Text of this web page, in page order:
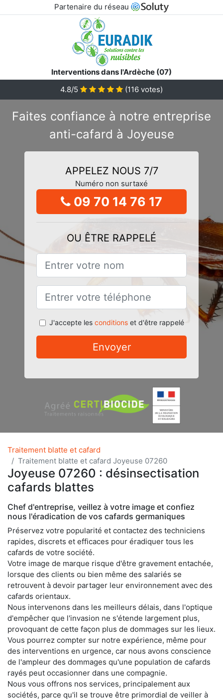
Partenaire du réseau
Interventions dans l'Ardèche (07)
4.8/5
(116 votes)
Faites confiance à notre entreprise
anti-cafard à Joyeuse
APPELEZ NOUS 7/7
Numéro non surtaxé
09 70 14 76 17
OU ÊTRE RAPPELÉ
J'accepte les conditionset d'être rappelé
Envoyer
Traitement blatte et cafard
Traitement blatte et cafard Joyeuse 07260
Joyeuse 07260 : désinsectisation
cafards blattes
Chef d'entreprise, veillez à votre image et confiez
nous l'éradication de vos cafards germaniques
Préservez votre popularité et contactez des techniciens
rapides, discrets et efficaces pour éradiquer tous les
cafards de votre société.
Votre image de marque risque d'être gravement entachée,
lorsque des clients ou bien même des salariés se
retrouvent à devoir partager leur environnement avec des
cafards orientaux.
Nous intervenons dans les meilleurs délais, dans l'optique
d'empêcher que l'invasion ne s'étende largement plus,
provoquant de cette façon plus de dommages sur les lieux.
Vous pourrez compter sur notre expérience, même pour
des interventions en urgence, car nous avons conscience
de l'ampleur des dommages qu'une population de cafards
rayés peut occasionner dans une compagnie.
Nous vous offrons nos services, principalement aux
sociétés, parce qu'il se trouve être primordial de veiller à